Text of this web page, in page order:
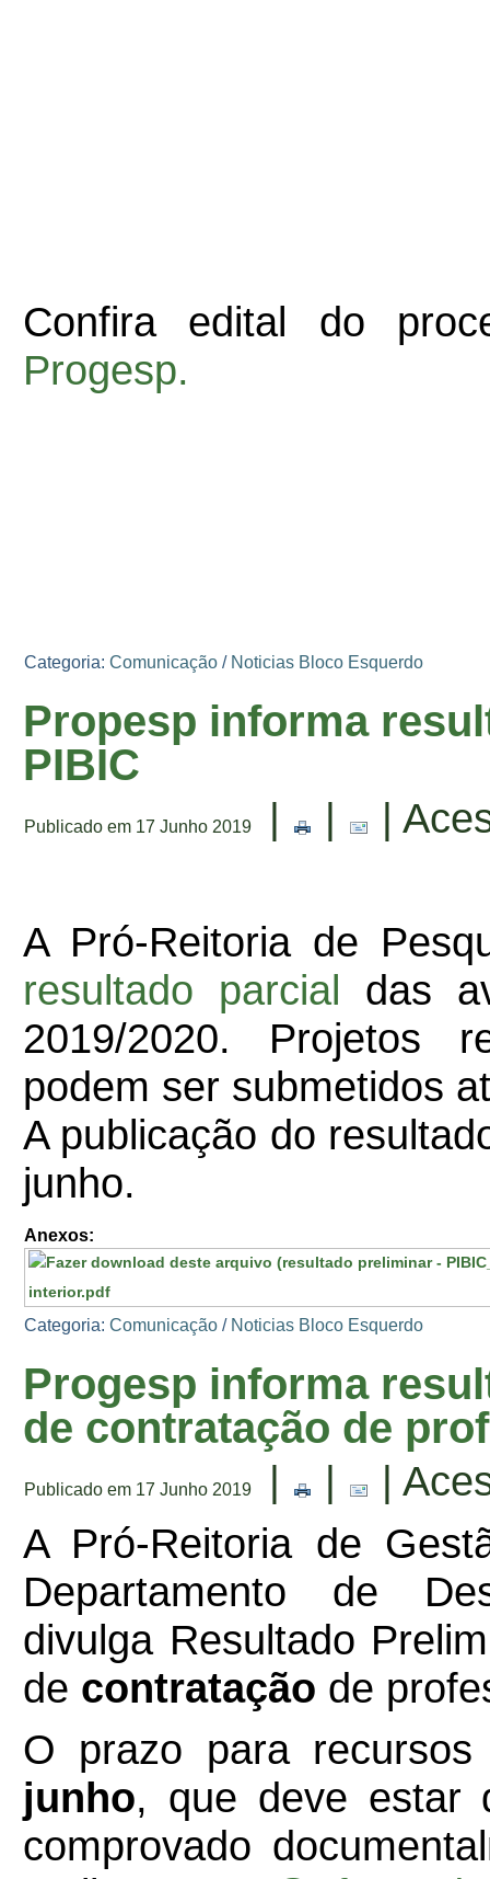
Confira edital do
Progesp.
Categoria: Comunicação / Noticias Bloco Esquerdo
Propesp informa
PIBIC
Publicado em 17 Junho 2019 | | |
A Pró-Reitoria de
resultado parcial das
2019/2020. Projetos
podem ser submetidos
A publicação do
junho.
Anexos:
interior.pdf
Categoria: Comunicação / Noticias Bloco Esquerdo
Progesp informa
de contratação de
Publicado em 17 Junho 2019 | |
|
A Pró-Reitoria de
Departamento de
divulga Resultado
de contratação de
O prazo para
junho, que deve estar
comprovado